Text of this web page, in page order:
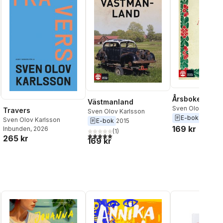
röster:
Travers
Sven Olov Karlsson
Inbunden, 2026
265 kr
Västmanland
Sven Olov Karlsson
E-bok 2015
5,0utav 5 stjärnor. Totalt antal röster:
(1)
169 kr
Årsboken
Sven Olov
E-bok
169 kr